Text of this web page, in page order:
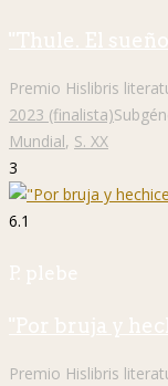
"Thule. El
Premio Hislibris
2023 (finalista)
Mundial, S. XX
3
6.1
P. plebe
"Por bruja y
Premio Hislibris